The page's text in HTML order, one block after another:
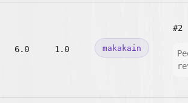
6.0 1.0 makakain
#2